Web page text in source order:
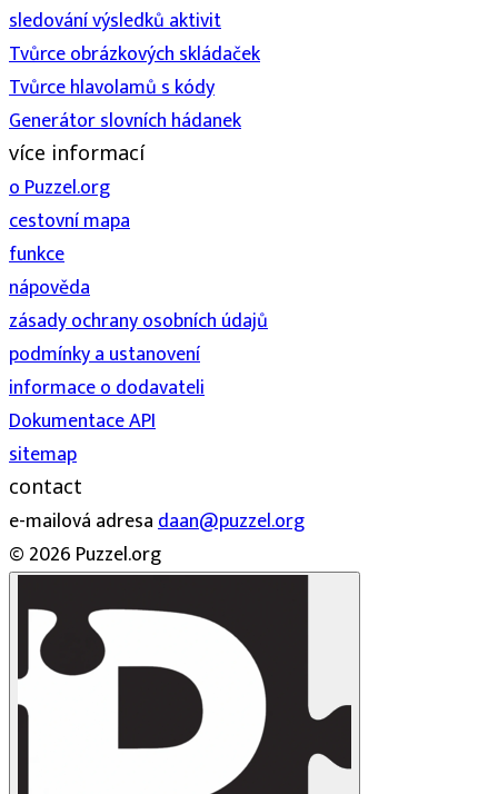
sledování výsledků aktivit
Tvůrce obrázkových skládaček
Tvůrce hlavolamů s kódy
Generátor slovních hádanek
více informací
o Puzzel.org
cestovní mapa
funkce
nápověda
zásady ochrany osobních údajů
podmínky a ustanovení
informace o dodavateli
Dokumentace API
sitemap
contact
e-mailová adresadaan@puzzel.org
© 2026 Puzzel.org